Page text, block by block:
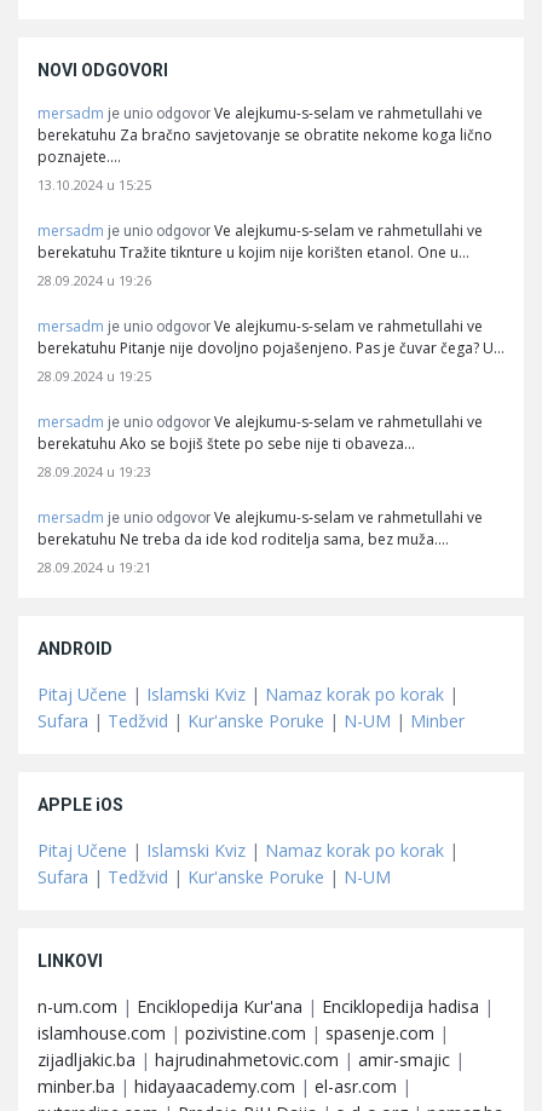
NOVI ODGOVORI
mersadm je unio odgovor Ve alejkumu-s-selam ve rahmetullahi ve
berekatuhu Za bračno savjetovanje se obratite nekome koga lično
poznajete.…
13.10.2024 u 15:25
mersadm je unio odgovor Ve alejkumu-s-selam ve rahmetullahi ve
berekatuhu Tražite tiknture u kojim nije korišten etanol. One u…
28.09.2024 u 19:26
mersadm je unio odgovor Ve alejkumu-s-selam ve rahmetullahi ve
berekatuhu Pitanje nije dovoljno pojašenjeno. Pas je čuvar čega? U…
28.09.2024 u 19:25
mersadm je unio odgovor Ve alejkumu-s-selam ve rahmetullahi ve
berekatuhu Ako se bojiš štete po sebe nije ti obaveza…
28.09.2024 u 19:23
mersadm je unio odgovor Ve alejkumu-s-selam ve rahmetullahi ve
berekatuhu Ne treba da ide kod roditelja sama, bez muža.…
28.09.2024 u 19:21
ANDROID
Pitaj Učene | Islamski Kviz | Namaz korak po korak |
Sufara | Tedžvid | Kur'anske Poruke | N-UM | Minber
APPLE iOS
Pitaj Učene | Islamski Kviz | Namaz korak po korak |
Sufara | Tedžvid | Kur'anske Poruke | N-UM
LINKOVI
n-um.com | Enciklopedija Kur'ana | Enciklopedija hadisa |
islamhouse.com | pozivistine.com | spasenje.com |
zijadljakic.ba | hajrudinahmetovic.com | amir-smajic |
minber.ba | hidayaacademy.com | el-asr.com |